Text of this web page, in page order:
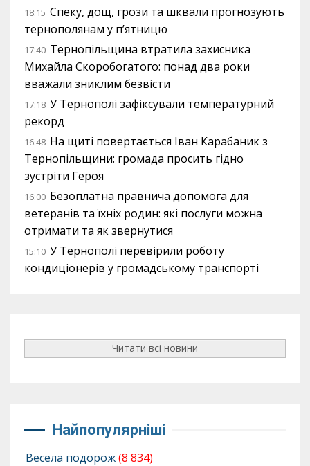
18:15 Спеку, дощ, грози та шквали прогнозують
тернополянам у п’ятницю
17:40 Тернопільщина втратила захисника
Михайла Скоробогатого: понад два роки
вважали зниклим безвісти
17:18 У Тернополі зафіксували температурний
рекорд
16:48 На щиті повертається Іван Карабаник з
Тернопільщини: громада просить гідно
зустріти Героя
16:00 Безоплатна правнича допомога для
ветеранів та їхніх родин: які послуги можна
отримати та як звернутися
15:10 У Тернополі перевірили роботу
кондиціонерів у громадському транспорті
Читати всі новини
Найпопулярніші
Весела подорож(8 834)